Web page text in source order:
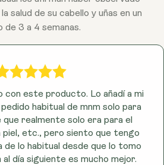
en alimentos como el germen
pueden desempeñar un
salud de su cabello y uñas en un
de 3 a 4 semanas.
con este producto. Lo añadí a mi
habitual de mnm solo para
realmente solo era para el
piel, etc., pero siento que tengo
de lo habitual desde que lo tomo
día siguiente es mucho mejor.